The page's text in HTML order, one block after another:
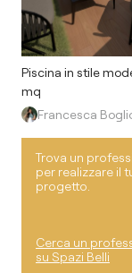
Piscina in stile
mq
Trova un
per realizzare il
progetto.
Cerca un
su Spazi Belli